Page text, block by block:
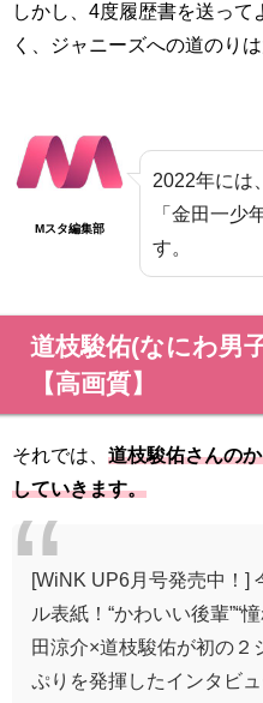
しかし、4度履歴書を送って
く、ジャニーズへの道のり
Mスタ編集部
2022年には
「金田一少
す。
道枝駿佑(なにわ男
【高画質】
それでは、 道枝駿佑さんの
していきます。
[WiNK UP6月号発売中！]
ル表紙！“かわいい後輩”“
田涼介×道枝駿佑が初の２
ぷりを発揮したインタビ